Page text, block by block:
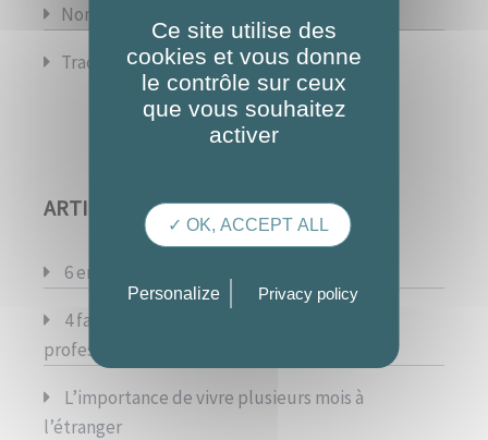
Non classé
Traduction et spécialités
ARTICLES RÉCENTS
6 erreurs de traduction célèbres
4 facettes épanouissantes de la pratique
professionnelle de la traduction
L’importance de vivre plusieurs mois à
l’étranger
Ce site utilise des
cookies et vous donne
le contrôle sur ceux
que vous souhaitez
activer
✓ OK, ACCEPT ALL
Personalize Privacy policy